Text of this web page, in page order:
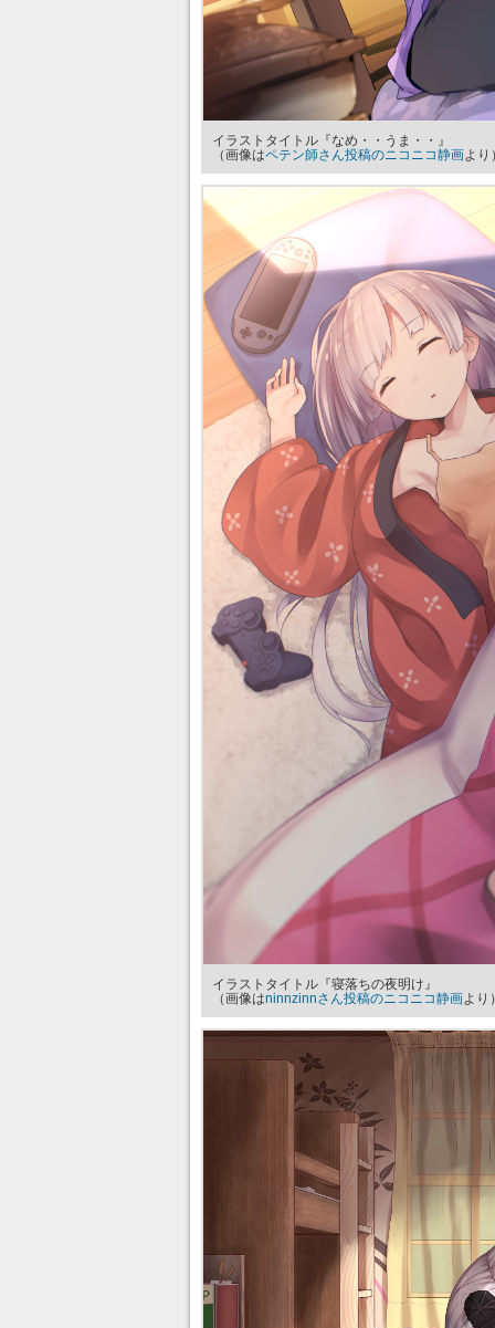
イラストタイトル『なめ・・うま・・』
（画像はペテン師さん投稿のニコニコ静画より
イラストタイトル『寝落ちの夜明け』
（画像はninnzinnさん投稿のニコニコ静画より